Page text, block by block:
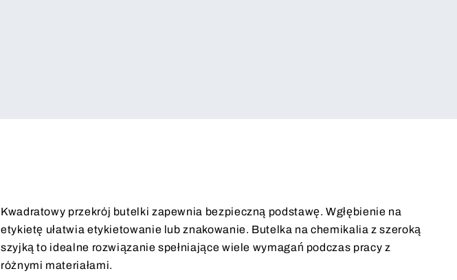
Kwadratowy przekrój butelki zapewnia bezpieczną podstawę. Wgłębienie na
etykietę ułatwia etykietowanie lub znakowanie. Butelka na chemikalia z szeroką
szyjką to idealne rozwiązanie spełniające wiele wymagań podczas pracy z
różnymi materiałami.